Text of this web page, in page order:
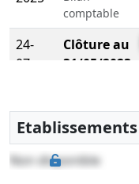
comptable
24-
07-
Clôture au
31/05/2023
Etablissements
Non disponible